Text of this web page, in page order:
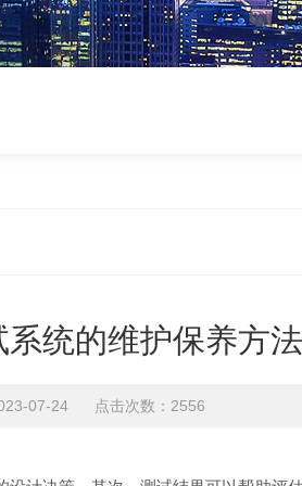
统的维护保养方法
07-24 点击次数：2556